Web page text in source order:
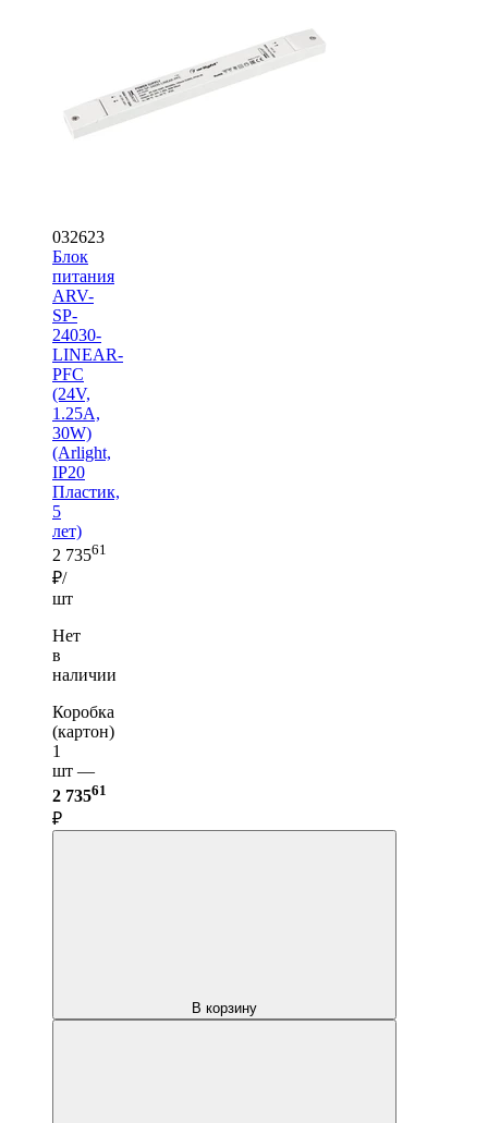
032623
Блок
питания
ARV-
SP-
24030-
LINEAR-
PFC
(24V,
1.25A,
30W)
(Arlight,
IP20
Пластик,
5
лет)
2 73561
₽/
шт
Нет
в
наличии
Коробка
(картон)
1
шт —
2 73561
₽
В корзину